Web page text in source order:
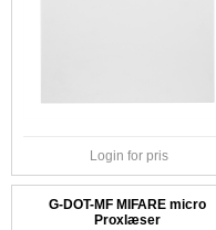
Login for pris
G-DOT-MF MIFARE micro
Proxlæser